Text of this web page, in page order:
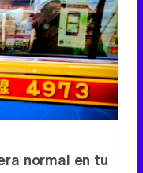
normal en tu